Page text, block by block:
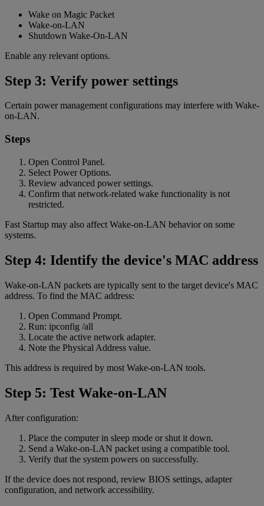
Wake on Magic Packet
Wake-on-LAN
Shutdown Wake-On-LAN
Enable any relevant options.
Step 3: Verify power settings
Certain power management configurations may interfere with Wake-
on-LAN.
Steps
Open Control Panel.
Select Power Options.
Review advanced power settings.
Confirm that network-related wake functionality is not
restricted.
Fast Startup may also affect Wake-on-LAN behavior on some
systems.
Step 4: Identify the device's MAC address
Wake-on-LAN packets are typically sent to the target device's MAC
address. To find the MAC address:
Open Command Prompt.
Run: ipconfig /all
Locate the active network adapter.
Note the Physical Address value.
This address is required by most Wake-on-LAN tools.
Step 5: Test Wake-on-LAN
After configuration:
Place the computer in sleep mode or shut it down.
Send a Wake-on-LAN packet using a compatible tool.
Verify that the system powers on successfully.
If the device does not respond, review BIOS settings, adapter
configuration, and network accessibility.